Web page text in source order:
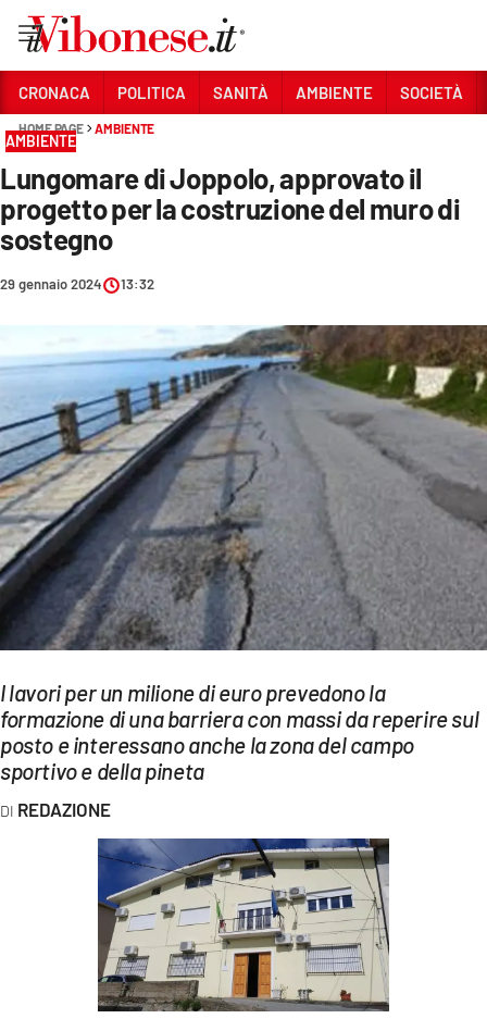
Sezioni
CRONACA
POLITICA
SOCIETÀ
CULTURA
ECONOMIA E LAVORO
EVENTI
SPORT
Streaming
LAC TV
LAC NETWORK
LAC ONAIR
LaC
Network
LACPLAY.IT
LACONAIR.IT
LACITYMAG.IT
CRONACA POLITICA SANITÀ AMBIENTE SOCIETÀ
HOME PAGE AMBIENTE
AMBIENTE
Lungomare di Joppolo, approvato il
progetto per la costruzione del muro di
sostegno
29 gennaio 2024 13:32
I lavori per un milione di euro prevedono la
formazione di una barriera con massi da reperire sul
posto e interessano anche la zona del campo
sportivo e della pineta
REDAZIONE